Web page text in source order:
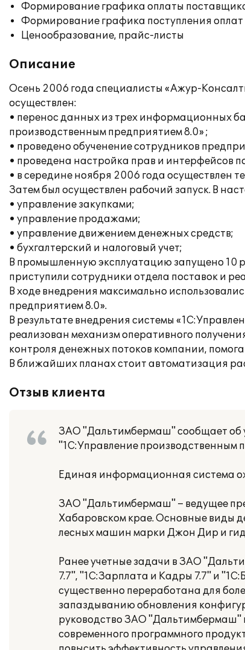
Формирование графика оплаты
Формирование графика поступления оплат
Ценообразование, прайс-листы
Описание
Осень 2006 года специалисты «Ажур-
осуществлен:
• перенос данных из трех информационных
производственным предприятием 8.0» ;
• проведено обученение сотрудников
• проведена настройка прав и интерфейсов
• в середине ноября 2006 года осуществлен
Затем был осуществлен рабочий запуск. В
• управление закупками;
• управление продажами;
• управление движением денежных средств;
• бухгалтерский и налоговый учет;
В промышленную эксплуатацию запущено 10
приступили сотрудники отдела поставок и
В ходе внедрения максимально
предприятием 8.0».
В результате внедрения системы
реализован механизм оперативного
контроля денежных потоков компании,
В ближайших планах стоит автоматизация
Отзыв клиента
ЗАО "Дальтимбермаш" сообщает об
"1С:Управление производственным
Единая информационная система
ЗАО "Дальтимбермаш" – ведущее
Хабаровском крае. Основные виды
лесных машин марки Джон Дир и
Ранее учетные задачи в ЗАО
7.7", "1С:Зарплата и Кадры 7.7" и
существенно переработана для
запаздыванию обновления
руководство ЗАО "Дальтимбермаш"
современного программного